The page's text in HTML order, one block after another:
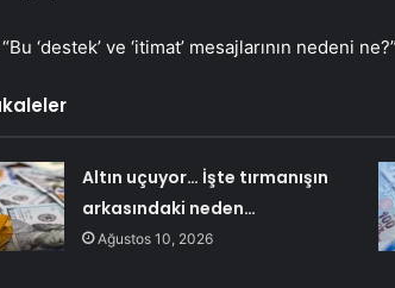
“Bu ‘destek’ ve ‘itimat’ mesajlarının nedeni
Altın uçuyor… İşte tırmanışın
arkasındaki neden…
Ağustos 10, 2026